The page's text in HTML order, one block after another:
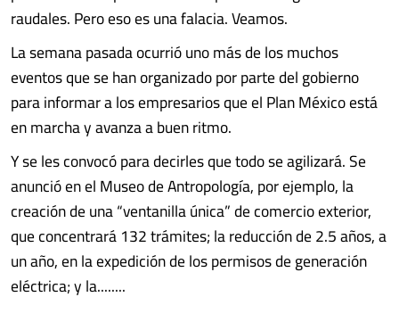
raudales. Pero eso es una falacia. Veamos.
La semana pasada ocurrió uno más de los muchos
eventos que se han organizado por parte del gobierno
para informar a los empresarios que el Plan México está
en marcha y avanza a buen ritmo.
Y se les convocó para decirles que todo se agilizará. Se
anunció en el Museo de Antropología, por ejemplo, la
creación de una “ventanilla única” de comercio exterior,
que concentrará 132 trámites; la reducción de 2.5 años, a
un año, en la expedición de los permisos de generación
eléctrica; y la........